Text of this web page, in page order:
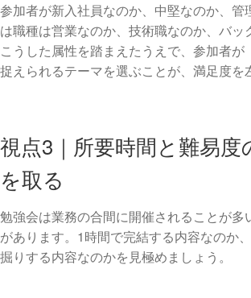
参加者が新入社員なのか、中堅なのか、管
は職種は営業なのか、技術職なのか、バッ
こうした属性を踏まえたうえで、参加者が
捉えられるテーマを選ぶことが、満足度を
視点3｜所要時間と難易度
を取る
勉強会は業務の合間に開催されることが多
があります。1時間で完結する内容なのか
掘りする内容なのかを見極めましょう。